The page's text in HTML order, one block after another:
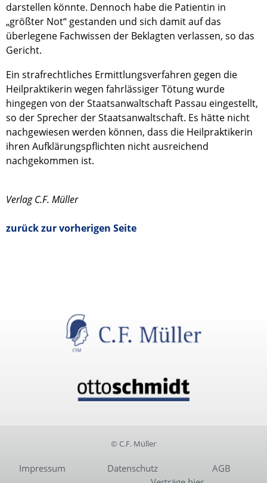
darstellen könnte. Dennoch habe die Patientin in
„größter Not“ gestanden und sich damit auf das
überlegene Fachwissen der Beklagten verlassen, so das
Gericht.
Ein strafrechtliches Ermittlungsverfahren gegen die
Heilpraktikerin wegen fahrlässiger Tötung wurde
hingegen von der Staatsanwaltschaft Passau eingestellt,
so der Sprecher der Staatsanwaltschaft. Es hätte nicht
nachgewiesen werden können, dass die Heilpraktikerin
ihren Aufklärungspflichten nicht ausreichend
nachgekommen ist.
Verlag C.F. Müller
zurück zur vorherigen Seite
© C.F. Müller
Impressum Datenschutz
AGB